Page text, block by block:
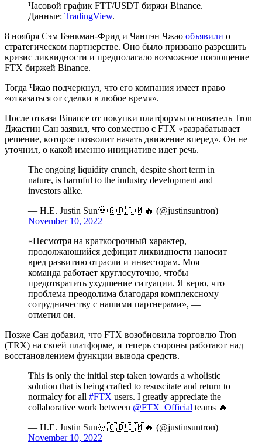
Часовой график FTT/USDT биржи Binance.
Данные: TradingView.
8 ноября Сэм Бэнкман-Фрид и Чанпэн Чжао объявили о
стратегическом партнерстве. Оно было призвано разрешить
кризис ликвидности и предполагало возможное поглощение
FTX биржей Binance.
Тогда Чжао подчеркнул, что его компания имеет право
«отказаться от сделки в любое время».
После отказа Binance от покупки платформы основатель Tron
Джастин Сан заявил, что совместно с FTX «разрабатывает
решение, которое позволит начать движение вперед». Он не
уточнил, о какой именно инициативе идет речь.
The ongoing liquidity crunch, despite short term in
nature, is harmful to the industry development and
investors alike.
— H.E. Justin Sun🌞🇬🇩🇩🇲🔥 (@justinsuntron)
November 10, 2022
«Несмотря на краткосрочный характер,
продолжающийся дефицит ликвидности наносит
вред развитию отрасли и инвесторам. Моя
команда работает круглосуточно, чтобы
предотвратить ухудшение ситуации. Я верю, что
проблема преодолима благодаря комплексному
сотрудничеству с нашими партнерами», —
отметил он.
Позже Сан добавил, что FTX возобновила торговлю Tron
(TRX) на своей платформе, и теперь стороны работают над
восстановлением функции вывода средств.
This is only the initial step taken towards a wholistic
solution that is being crafted to resuscitate and return to
normalcy for all #FTX users. I greatly appreciate the
collaborative work between @FTX_Official teams 🔥
— H.E. Justin Sun🌞🇬🇩🇩🇲🔥 (@justinsuntron)
November 10, 2022